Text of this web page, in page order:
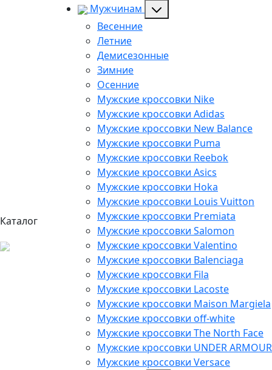
Каталог
Мужчинам
Весенние
Летние
Демисезонные
Зимние
Осенние
Мужские кроссовки Nike
Мужские кроссовки Adidas
Мужские кроссовки New Balance
Мужские кроссовки Puma
Мужские кроссовки Reebok
Мужские кроссовки Asics
Мужские кроссовки Hoka
Мужские кроссовки Louis Vuitton
Мужские кроссовки Premiata
Мужские кроссовки Salomon
Мужские кроссовки Valentino
Мужские кроссовки Balenciaga
Мужские кроссовки Fila
Мужские кроссовки Lacoste
Мужские кроссовки Maison Margiela
Мужские кроссовки off-white
Мужские кроссовки The North Face
Мужские кроссовки UNDER ARMOUR
Мужские кроссовки Versace